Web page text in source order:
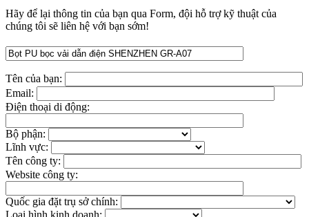
Hãy để lại thông tin của bạn qua Form, đội hỗ trợ kỹ thuật của
chúng tôi sẽ liên hệ với bạn sớm!
Tên của bạn:
Email:
Điện thoại di động:
Bộ phận:
Lĩnh vực:
Tên công ty:
Website công ty:
Quốc gia đặt trụ sở chính: